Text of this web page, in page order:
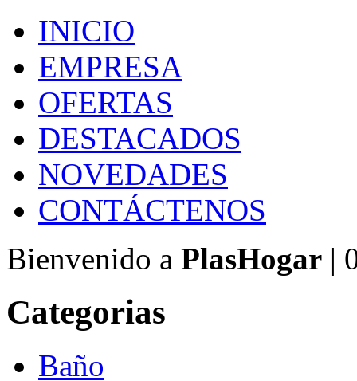
INICIO
EMPRESA
OFERTAS
DESTACADOS
NOVEDADES
CONTÁCTENOS
Bienvenido a PlasHogar |
Categorias
Baño